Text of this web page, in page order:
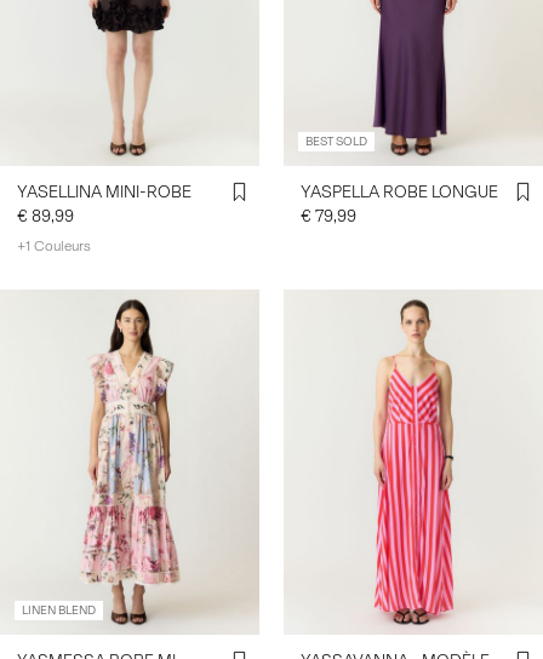
YASELLINA MINI-ROBE
€ 89,99
+1 Couleurs
BEST SOLD
YASPELLA ROBE LONGUE
€ 79,99
LINEN BLEND